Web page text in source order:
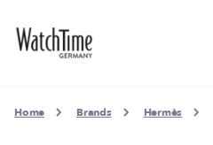
Home Brands Hermès